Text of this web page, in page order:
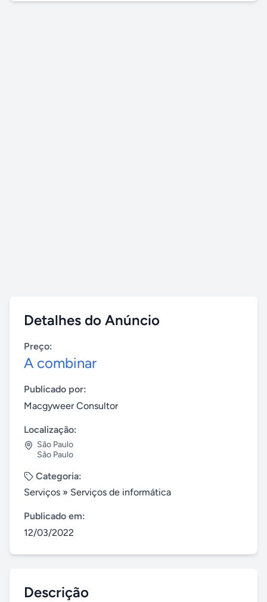
Detalhes do Anúncio
Preço:
A combinar
Publicado por:
Macgyweer Consultor
Localização:
São Paulo
São Paulo
Categoria:
Serviços » Serviços de informática
Publicado em:
12/03/2022
Descrição